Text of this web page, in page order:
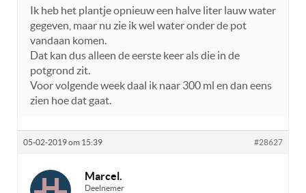
Ik heb het plantje opnieuw een halve liter lauw water
gegeven, maar nu zie ik wel water onder de pot
vandaan komen.
Dat kan dus alleen de eerste keer als die in de
potgrond zit.
Voor volgende week daal ik naar 300 ml en dan eens
zien hoe dat gaat.
05-02-2019 om 15:39 #28627
Marcel.
Deelnemer